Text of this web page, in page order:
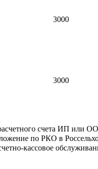
3000
3000
счета ИП или
по РКО в
кассовое